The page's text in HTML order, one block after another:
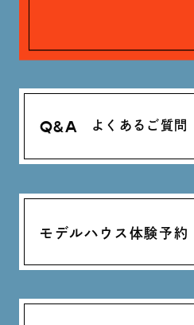
Q&A よくあるご質問
モデルハウス体験予約